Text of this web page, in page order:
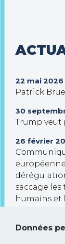
22 mai 2026
Patrick
30
Trump veut
26 février
saccage
humains et
Données